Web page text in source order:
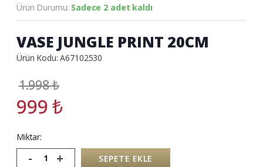
Ürün Durumu: Sadece 2 adet kaldı
VASE JUNGLE PRINT 20CM
Ürün Kodu: A67102530
1.998₺
999₺
Miktar:
- + SEPETE EKLE